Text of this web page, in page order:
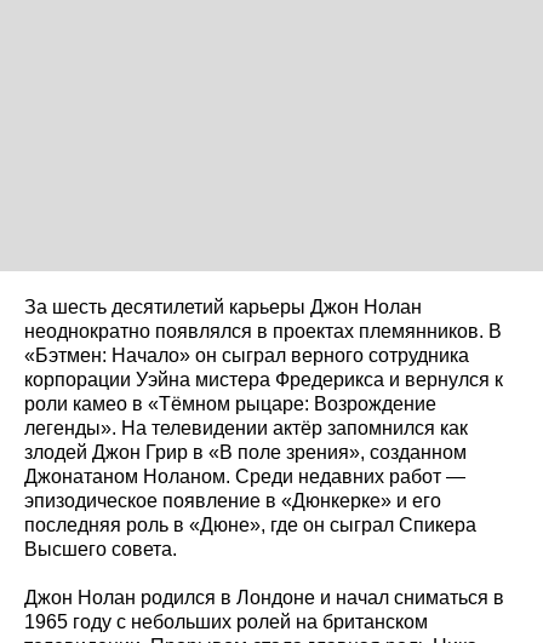
За шесть десятилетий карьеры Джон Нолан
неоднократно появлялся в проектах племянников. В
«Бэтмен: Начало» он сыграл верного сотрудника
корпорации Уэйна мистера Фредерикса и вернулся к
роли камео в «Тёмном рыцаре: Возрождение
легенды». На телевидении актёр запомнился как
злодей Джон Грир в «В поле зрения», созданном
Джонатаном Ноланом. Среди недавних работ —
эпизодическое появление в «Дюнкерке» и его
последняя роль в «Дюне», где он сыграл Спикера
Высшего совета.
Джон Нолан родился в Лондоне и начал сниматься в
1965 году с небольших ролей на британском